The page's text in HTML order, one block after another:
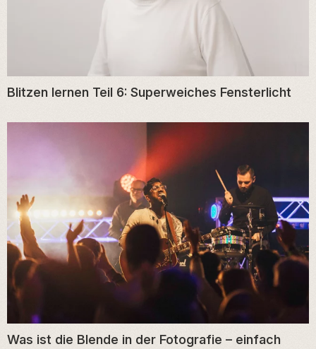
Blitzen lernen Teil 6: Superweiches Fensterlicht
Was ist die Blende in der Fotografie – einfach